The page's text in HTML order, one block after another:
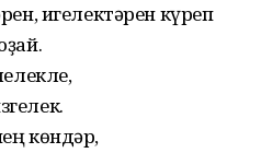
игелектәрен күреп
көндәр,